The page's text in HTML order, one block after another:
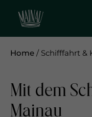
Home / Schifffahrt &
Mit dem
Mainau